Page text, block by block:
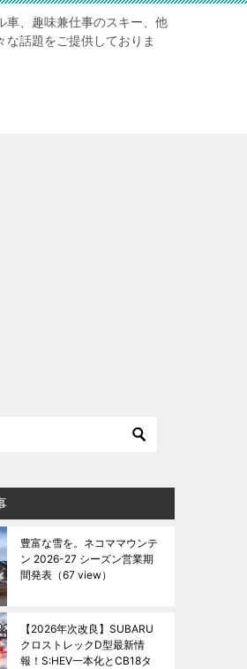
車、趣味兼仕事のスキー、他
話題をご提供しておりま
豊富な雪を。ネコママウンテ
ン 2026-27 シーズン営業期
間発表 （67 view）
【2026年次改良】SUBARU
クロストレックD型最新情
報！S:HEV一本化とCB18タ